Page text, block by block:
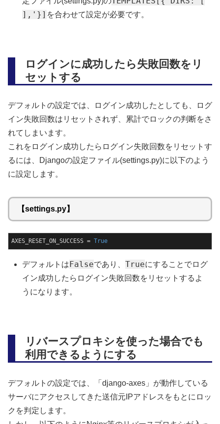
],'}] を合わせて設定が必要です。
ログインに成功したら失敗回数をリ
セットする
デフォルトの設定では、ログイン成功したとしても、ログ
イン失敗回数はリセットされず、累計でロックの判断をさ
れてしまいます。
これをログイン成功したらログイン失敗回数をリセットす
るには、Djangoの設定ファイル(settings.py)に以下のよう
に設定します。
【settings.py】
AXES_RESET_ON_SUCCESS = True
デフォルトは Falseであり、Trueにすることでログ
イン成功したらログイン失敗回数をリセットするよ
うになります。
リバースプロキシを使った場合でも
利用できるようにする
デフォルトの設定では、「django-axes」が動作している
サーバにアクセスしてきた送信元IPアドレスをもとにロッ
クを判定します。